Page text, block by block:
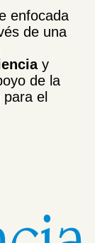
enfocada
de una
y
de la
el